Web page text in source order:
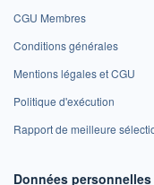
CGU Membres
Conditions générales
Mentions légales et CGU
Politique d'exécution
Rapport de meilleure
Données personnelles